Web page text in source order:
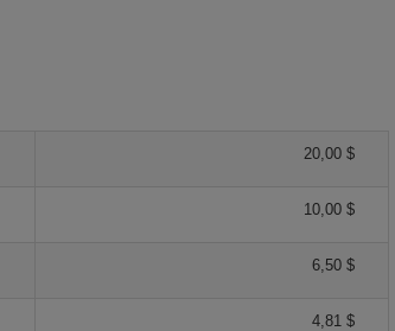
20,00 $
10,00 $
6,50 $
4,81 $